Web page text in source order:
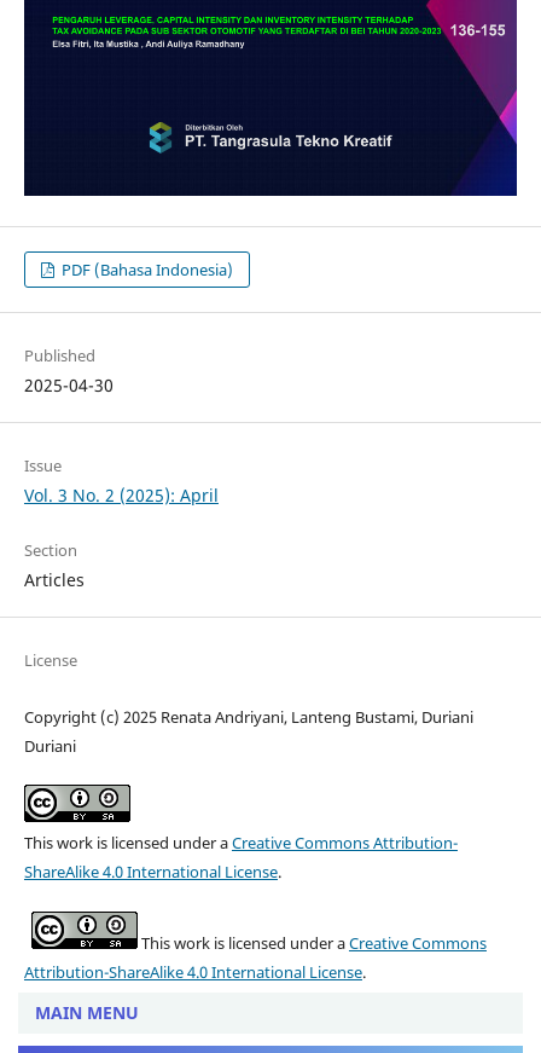
PDF (Bahasa Indonesia)
Published
2025-04-30
Issue
Vol. 3 No. 2 (2025): April
Section
Articles
License
Copyright (c) 2025 Renata Andriyani, Lanteng Bustami, Duriani
Duriani
This work is licensed under aCreative Commons Attribution-
ShareAlike 4.0 International License.
This work is licensed under aCreative Commons
Attribution-ShareAlike 4.0 International License.
MAIN MENU